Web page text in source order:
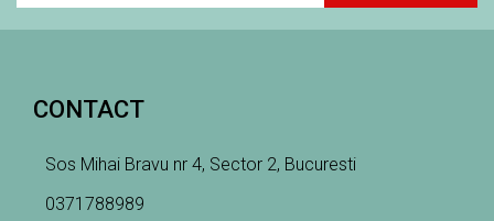
CONTACT
Sos Mihai Bravu nr 4, Sector 2, Bucuresti
0371788989